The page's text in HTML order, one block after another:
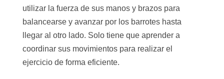
utilizar la fuerza de sus manos y brazos para
balancearse y avanzar por los barrotes hasta
llegar al otro lado. Solo tiene que aprender a
coordinar sus movimientos para realizar el
ejercicio de forma eficiente.